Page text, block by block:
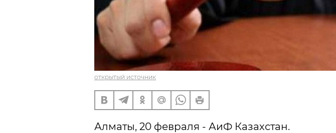
открытый источник
Алматы, 20 февраля - АиФ Казахстан.